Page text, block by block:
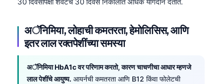
अॅनिमिया, लोहाची कमतरता, हेमोलिसिस, आणि
इतर लाल रक्तपेशींच्या समस्या
अॅनिमिया HbA1c वर परिणाम करतो, कारण चाचणीचा आधार म्हणजे
लाल पेशींचे आयुष्य. आयर्नची कमतरता आणि B12 किंवा फोलेटची